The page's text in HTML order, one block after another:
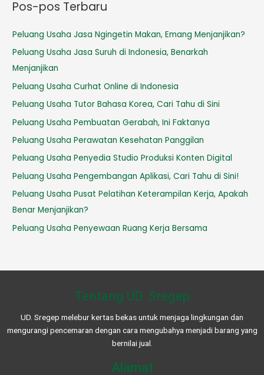
Pos-pos Terbaru
Peluang Usaha Jasa Ngingetin Makan, Emang Menjanjikan?
Peluang Usaha Jasa Suruh di Indonesia, Benarkah
Menjanjikan
Peluang Usaha Curhat Online di Indonesia
Peluang Usaha Tutor Bahasa Korea, Cari Tahu di Sini
Peluang Usaha Pembuatan Gerabah, Ini Faktanya
Peluang Usaha Perawatan Kesehatan Panggilan
Peluang Usaha Penyedia Studio Produksi Konten Digital
Peluang Usaha Pengembangan Aplikasi, Cari Tahu di Sini!
Peluang Usaha Pusat Pelatihan Keterampilan Kerja, Apakah
Benar Menjanjikan?
Peluang Usaha Penyewaan Ruang Kerja Bersama
Tentang UD. Sregep
UD. Sregep melebur kertas bekas untuk menjaga lingkungan dan
mengurangi pencemaran dengan cara mengubahya menjadi barang yang
bernilai jual.
Alamat